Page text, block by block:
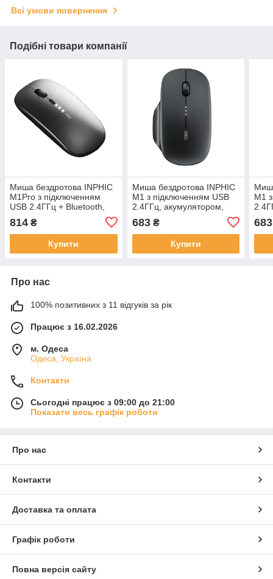
Всі умови повернення
Подібні товари компанії
Миша бездротова INPHIC
M1Pro з підключенням
USB 2.4ГГц + Bluetooth,
акумулятором, 2400 DPI,
сірий
814 ₴
Купити
Миша бездротова INPHIC
M1 з підключенням USB
2.4ГГц, акумулятором,
2400 DPI, матовий чорний
683₴
Купити
M1
683
Про нас
100% позитивних з 11 відгуків за рік
Працює з 16.02.2026
м. Одеса
Одеса, Україна
Контакти
Сьогодні працює з 09:00 до 21:00
Показати весь графік роботи
Про нас
Контакти
Доставка та оплата
Графік роботи
Повна версія сайту